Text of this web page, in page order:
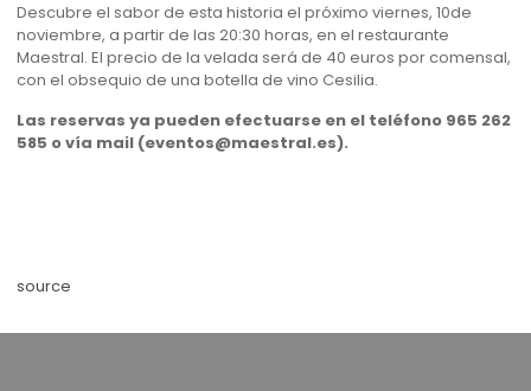
Descubre el sabor de esta historia el próximo viernes, 10de
noviembre, a partir de las 20:30 horas, en el restaurante
Maestral. El precio de la velada será de 40 euros por comensal,
con el obsequio de una botella de vino Cesilia.
Las reservas ya pueden efectuarse en el teléfono 965 262
585 o vía mail (eventos@maestral.es).
source